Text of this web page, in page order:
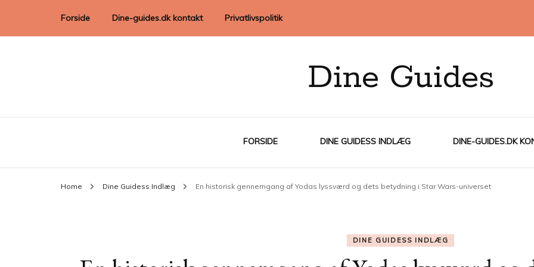
Forside Dine-guides.dk kontakt Privatlivspolitik
Dine Guides
FORSIDE DINE GUIDESS INDLÆG DINE-GUIDES.DK
Home Dine Guidess Indlæg En historisk gennemgang af Yodas lyssværd og dets betydning i Star Wars-universet
DINE GUIDESS INDLÆG